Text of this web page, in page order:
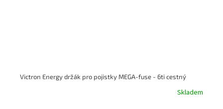
Victron Energy držák pro pojistky MEGA-fuse - 6ti cestný
Skladem